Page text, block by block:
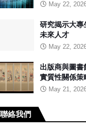
May 22,
研究揭示大專
未來人才
May 22,
出版商與圖
實質性關係策
May 21,
聯絡我們